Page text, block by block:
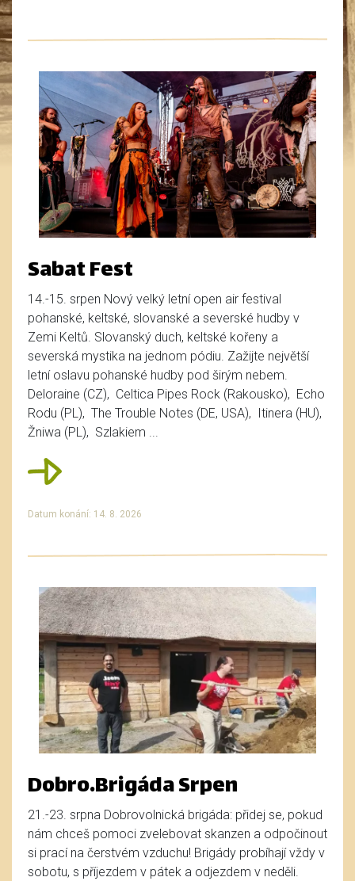
Sabat Fest
14.-15. srpen Nový velký letní open air festival
pohanské, keltské, slovanské a severské hudby v
Zemi Keltů. Slovanský duch, keltské kořeny a
severská mystika na jednom pódiu. Zažijte největší
letní oslavu pohanské hudby pod širým nebem.
Deloraine (CZ), Celtica Pipes Rock (Rakousko), Echo
Rodu (PL), The Trouble Notes (DE, USA), Itinera (HU),
Žniwa (PL), Szlakiem ...
Datum konání: 14. 8. 2026
Dobro.Brigáda Srpen
21.-23. srpna Dobrovolnická brigáda: přidej se, pokud
nám chceš pomoci zvelebovat skanzen a odpočinout
si prací na čerstvém vzduchu! Brigády probíhají vždy v
sobotu, s příjezdem v pátek a odjezdem v neděli.